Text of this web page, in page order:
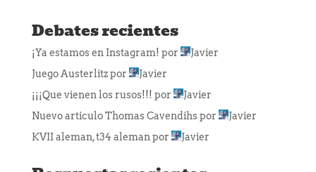
Debates recientes
¡Ya estamos en Instagram! por
Javier
Juego Austerlitzpor
Javier
¡¡¡Que vienen los rusos!!! por
Javier
Nuevo articulo Thomas Cavendihspor
Javier
KVII aleman, t34 aleman por Javier